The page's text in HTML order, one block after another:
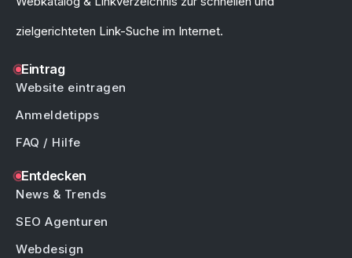
zielgerichteten Link-Suche im Internet.
Eintrag
Website eintragen
Anmeldetipps
FAQ / Hilfe
Entdecken
News & Trends
SEO Agenturen
Webdesign